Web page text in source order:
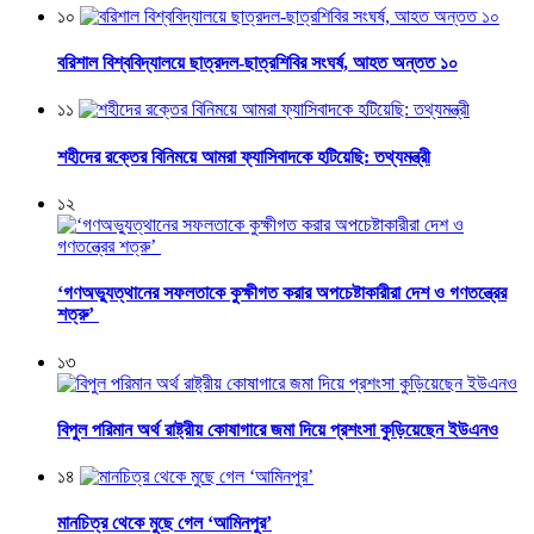
১০
বরিশাল বিশ্ববিদ্যালয়ে ছাত্রদল-ছাত্রশিবির সংঘর্ষ, আহত অন্তত ১০
১১
শহীদের রক্তের বিনিময়ে আমরা ফ্যাসিবাদকে হটিয়েছি: তথ্যমন্ত্রী
১২
‘গণঅভ্যুত্থানের সফলতাকে কুক্ষীগত করার অপচেষ্টাকারীরা দেশ ও গণতন্ত্রের
শত্রু’
১৩
বিপুল পরিমান অর্থ রাষ্ট্রীয় কোষাগারে জমা দিয়ে প্রশংসা কুড়িয়েছেন ইউএনও
১৪
মানচিত্র থেকে মুছে গেল ‘আমিনপুর’